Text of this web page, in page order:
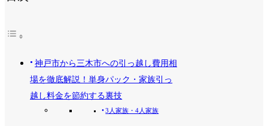
神戸市から三木市への引っ越し費用相
場を徹底解説！単身パック・家族引っ
越し料金を節約する裏技
3人家族・4人家族